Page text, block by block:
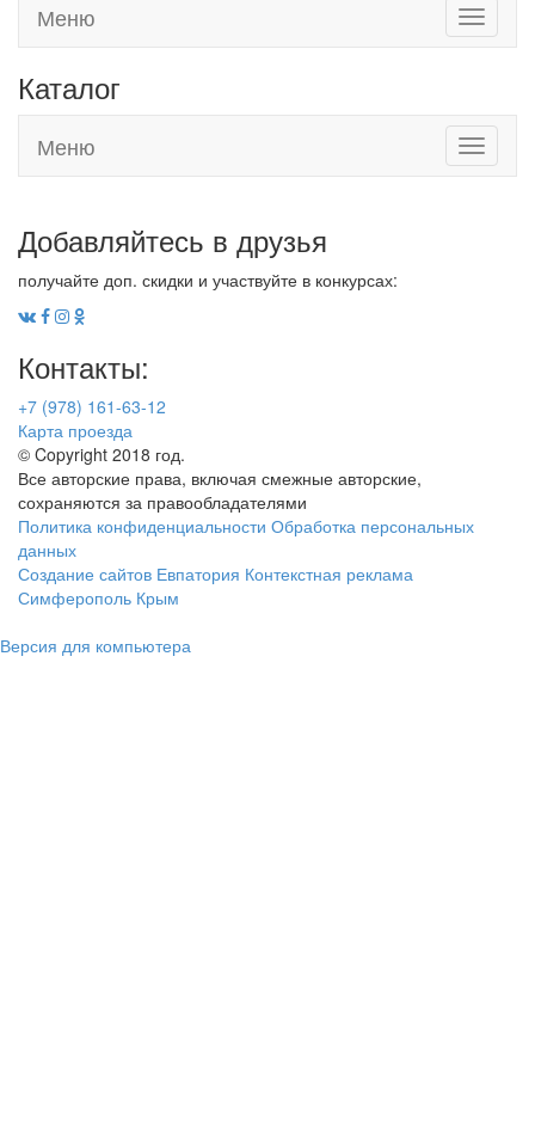
Toggle
Меню
Каталог
Toggle
Меню
Добавляйтесь в друзья
получайте доп. скидки и участвуйте в конкурсах:
Контакты:
+7 (978) 161-63-12
Карта проезда
© Copyright 2018 год.
Все авторские права, включая смежные авторские,
сохраняются за правообладателями
Политика конфиденциальности Обработка персональных
данных
Создание сайтов Евпатория Контекстная реклама
Симферополь Крым
Версия для компьютера